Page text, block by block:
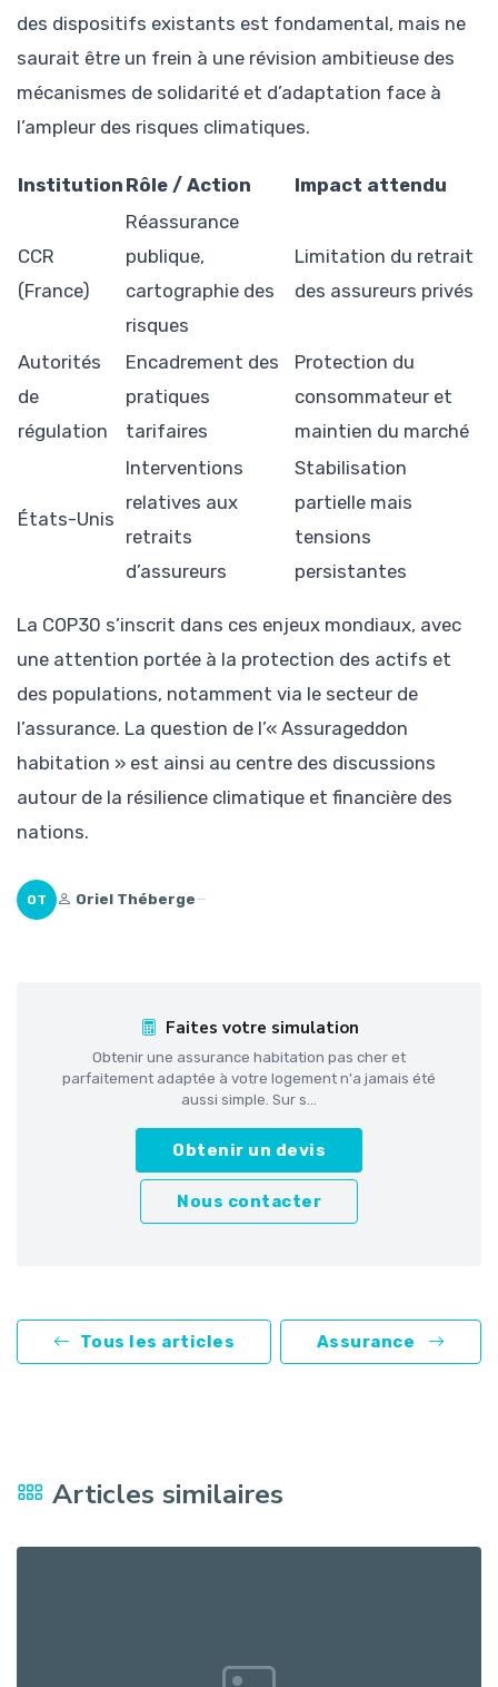
des dispositifs existants est fondamental, mais ne
saurait être un frein à une révision ambitieuse des
mécanismes de solidarité et d’adaptation face à
l’ampleur des risques climatiques.
Institution Rôle / Action Impact attendu
CCR
(France)
Réassurance
publique,
cartographie des
risques
Limitation du retrait
des assureurs privés
Autorités
de
régulation
Encadrement des
pratiques
tarifaires
Protection du
consommateur et
maintien du marché
États-Unis
Interventions
relatives aux
retraits
d’assureurs
Stabilisation
partielle mais
tensions
persistantes
La COP30 s’inscrit dans ces enjeux mondiaux, avec
une attention portée à la protection des actifs et
des populations, notamment via le secteur de
l’assurance. La question de l’« Assurageddon
habitation » est ainsi au centre des discussions
autour de la résilience climatique et financière des
nations.
OT Oriel Théberge—
Faites votre simulation
Obtenir une assurance habitation pas cher et
parfaitement adaptée à votre logement n'a jamais été
aussi simple. Sur s...
Obtenir un devis
Nous contacter
Tous les articles Assurance
Articles similaires